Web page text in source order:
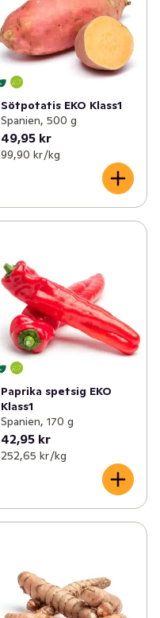
Sötpotatis EKO Klass1
Spanien, 500 g
49,95 kr
99,90 kr /kg
Paprika spetsig EKO
Klass1
Spanien, 170 g
42,95 kr
252,65 kr /kg